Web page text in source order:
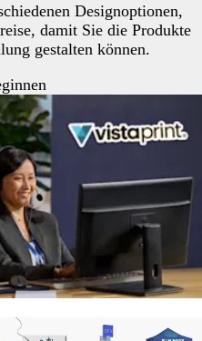
Designoptionen,
damit Sie die Produkte
gestalten können.
Neue Optionen Neue